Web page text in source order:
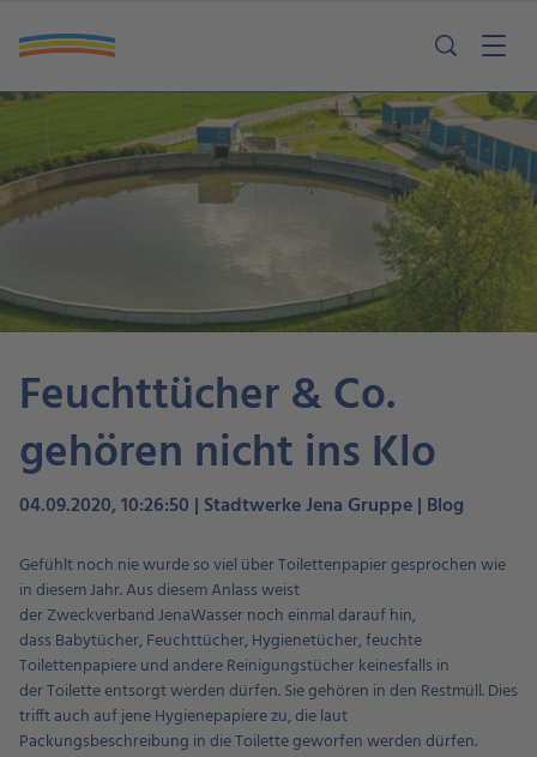
Feuchttücher & Co.
gehören nicht ins Klo
04.09.2020, 10:26:50 | Stadtwerke Jena Gruppe | Blog
Gefühlt noch nie wurde so viel über Toilettenpapier gesprochen wie
in diesem Jahr. Aus diesem Anlass weist
der Zweckverband JenaWasser noch einmal darauf hin,
dass Babytücher, Feuchttücher, Hygienetücher, feuchte
Toilettenpapiere und andere Reinigungstücher keinesfalls in
der Toilette entsorgt werden dürfen. Sie gehören in den Restmüll. Dies
trifft auch auf jene Hygienepapiere zu, die laut
Packungsbeschreibung in die Toilette geworfen werden dürfen.